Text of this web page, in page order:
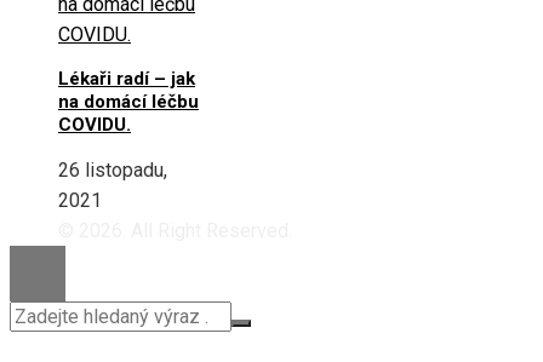
Lékaři radí – jak
na domácí léčbu
COVIDU.
26 listopadu,
2021